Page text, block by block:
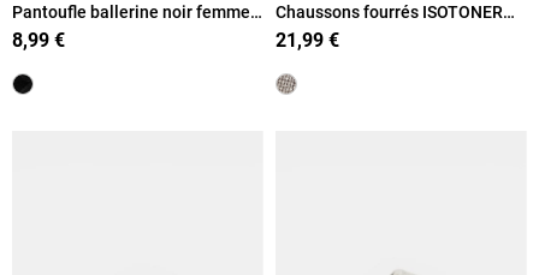
Pantoufle ballerine noir femme
(36-42)
8,99 €
Chaussons fourrés ISOTONER
femme (36-41)
21,99 €